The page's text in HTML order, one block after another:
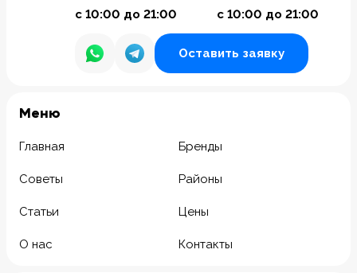
с 10:00 до 21:00
с 10:00 до 21:00
Оставить заявку
Meню
Главная Бренды
Советы Районы
Статьи Цены
О нас Контакты